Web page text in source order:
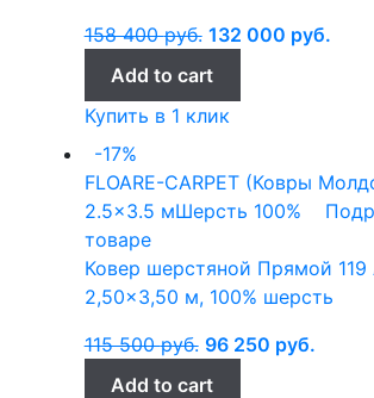
158 400руб. 132 000 руб.
Add to cart
Купить в 1 клик
-17%
FLOARE-CARPET (Ковры
2.5x3.5 мШерсть 100%
товаре
Ковер шерстяной Прямой 119
2,50×3,50 м, 100% шерсть
115 500руб. 96 250 руб.
Add to cart